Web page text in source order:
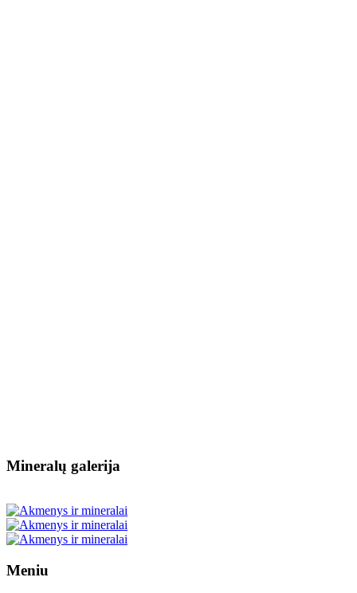
Mineralų galerija
Meniu